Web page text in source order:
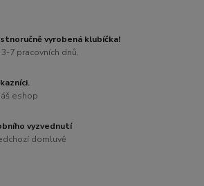
vyrobená klubíčka!
7 pracovních dnů.
eshop
vyzvednutí
domluvě